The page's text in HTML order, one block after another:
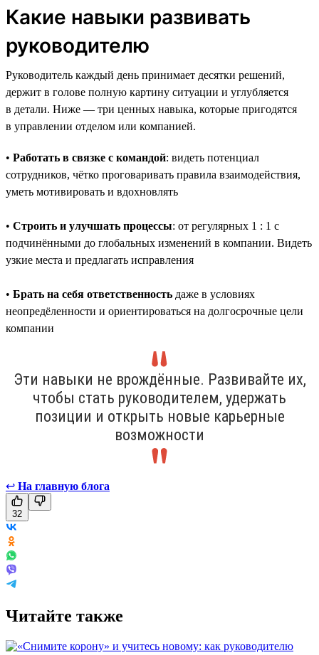
Какие навыки развивать
руководителю
Руководитель каждый день принимает десятки решений,
держит в голове полную картину ситуации и углубляется
в детали. Ниже — три ценных навыка, которые пригодятся
в управлении отделом или компанией.
• Работать в связке с командой: видеть потенциал
сотрудников, чётко проговаривать правила взаимодействия,
уметь мотивировать и вдохновлять
• Строить и улучшать процессы: от регулярных 1 : 1 с
подчинёнными до глобальных изменений в компании. Видеть
узкие места и предлагать исправления
• Брать на себя ответственность даже в условиях
неопредёленности и ориентироваться на долгосрочные цели
компании
Эти навыки не врождённые. Развивайте их,
чтобы стать руководителем, удержать
позиции и открыть новые карьерные
возможности
↩ На главную блога
32
Читайте также